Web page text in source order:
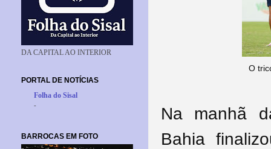
O
Na manhã
Bahia
DA CAPITAL AO INTERIOR
PORTAL DE NOTÍCIAS
Folha do Sisal
-
BARROCAS EM FOTO